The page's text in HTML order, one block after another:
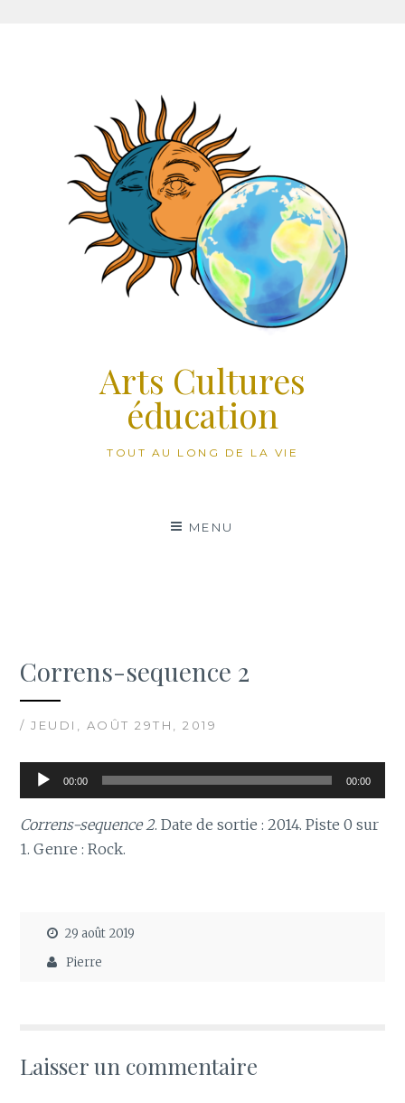
Arts Cultures
éducation
TOUT AU LONG DE LA VIE
MENU
Correns-sequence 2
/ JEUDI, AOÛT 29TH, 2019
Lecteur
audio
00:00 00:00
Correns-sequence 2. Date de sortie : 2014. Piste 0 sur
1. Genre : Rock.
29 août 2019
Pierre
Laisser un commentaire